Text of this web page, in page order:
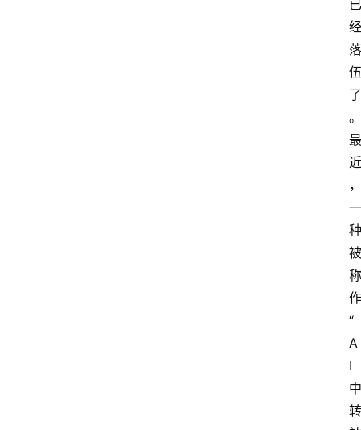
已
经
落
伍
了
。
最
近
，
一
种
被
称
作
“
A
I
中
转